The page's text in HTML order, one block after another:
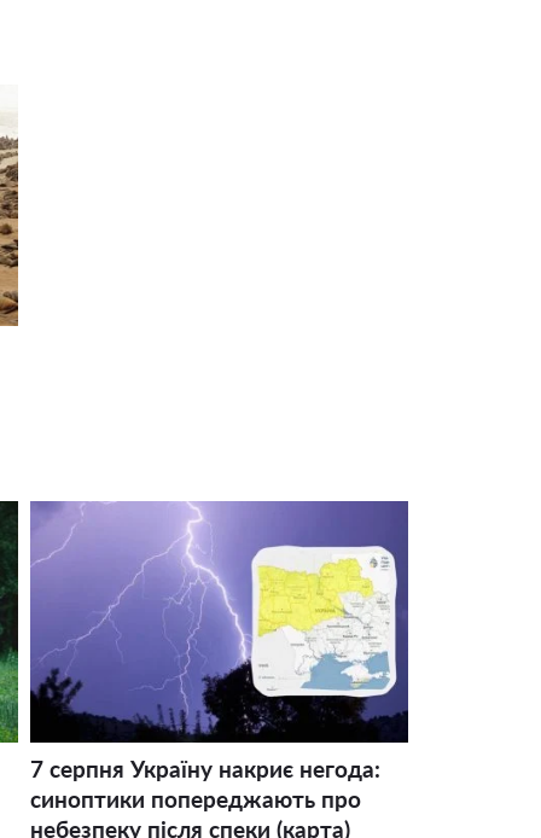
7 серпня Україну накриє негода:
синоптики попереджають про
небезпеку після спеки (карта)